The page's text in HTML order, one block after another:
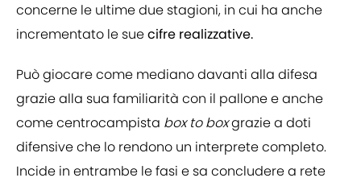
concerne le ultime due stagioni, in cui ha anche
incrementato le suecifre realizzative.
Può giocare come mediano davanti alla difesa
grazie alla sua familiarità con il pallone e anche
come centrocampista box to boxgrazie a doti
difensive che lo rendono un interprete completo.
Incide in entrambe le fasi e sa concludere a rete